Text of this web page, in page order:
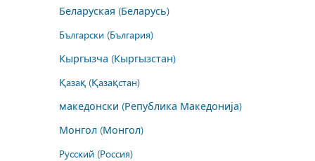
Беларуская (Беларусь)
Български (България)
Кыргызча (Кыргызстан)
Қазақ (Қазақстан)
македонски (Република Македонија)
Монгол (Монгол)
Русский (Россия)